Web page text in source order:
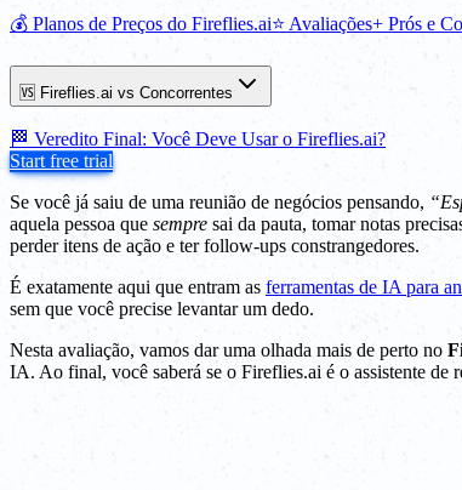
💰 Planos de Preços do Fireflies.ai⭐ Avaliações+ Prós e
🆚 Fireflies.ai vs Concorrentes
🏁 Veredito Final: Você Deve Usar o Fireflies.ai?
Start free trial
Se você já saiu de uma reunião de negócios pensando,
aquela pessoa que sempre sai da pauta, tomar notas
perder itens de ação e ter follow-ups constrangedores.
É exatamente aqui que entram as ferramentas de IA para
sem que você precise levantar um dedo.
Nesta avaliação, vamos dar uma olhada mais de perto no
IA. Ao final, você saberá se o Fireflies.ai é o assistente